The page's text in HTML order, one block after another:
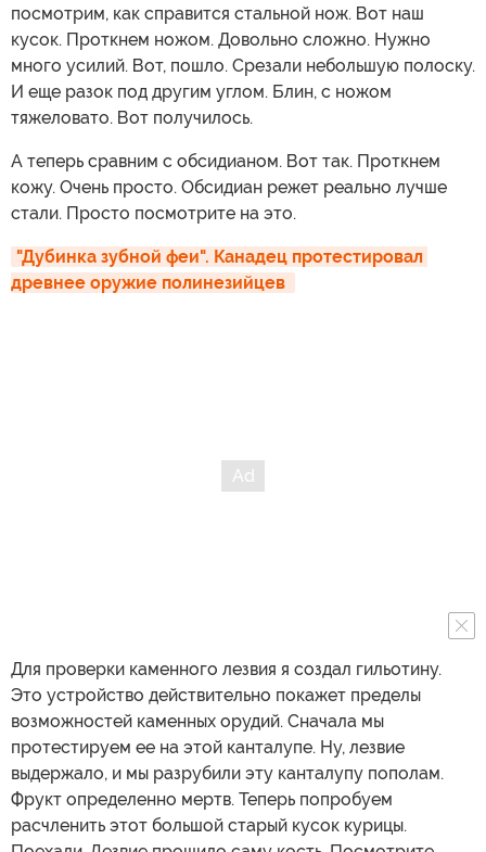
посмотрим, как справится стальной нож. Вот наш
кусок. Проткнем ножом. Довольно сложно. Нужно
много усилий. Вот, пошло. Срезали небольшую полоску.
И еще разок под другим углом. Блин, с ножом
тяжеловато. Вот получилось.
А теперь сравним с обсидианом. Вот так. Проткнем
кожу. Очень просто. Обсидиан режет реально лучше
стали. Просто посмотрите на это.
"Дубинка зубной феи". Канадец протестировал
древнее оружие полинезийцев
Для проверки каменного лезвия я создал гильотину.
Это устройство действительно покажет пределы
возможностей каменных орудий. Сначала мы
протестируем ее на этой канталупе. Ну, лезвие
выдержало, и мы разрубили эту канталупу пополам.
Фрукт определенно мертв. Теперь попробуем
расчленить этот большой старый кусок курицы.